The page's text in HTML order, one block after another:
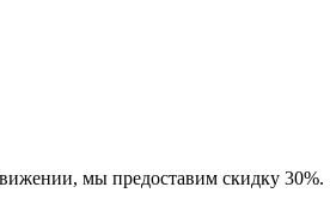
мы предоставим скидку 30%.